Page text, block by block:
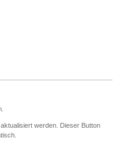
werden. Dieser Button